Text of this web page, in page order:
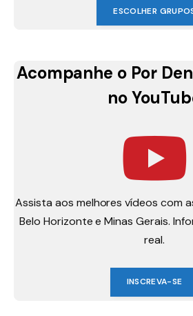
ESCOLHER
Acompanhe o Por
no
Assista aos melhores vídeos com
Belo Horizonte e Minas Gerais.
real.
INSCREVA-SE